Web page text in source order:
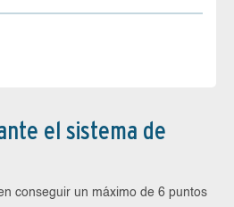
el sistema de
conseguir un máximo de 6 puntos